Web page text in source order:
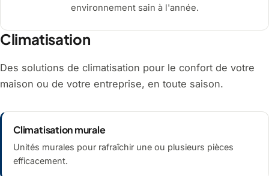
environnement sain à l'année.
Climatisation
Des solutions de climatisation pour le confort de votre
maison ou de votre entreprise, en toute saison.
Climatisation murale
Unités murales pour rafraîchir une ou plusieurs pièces
efficacement.